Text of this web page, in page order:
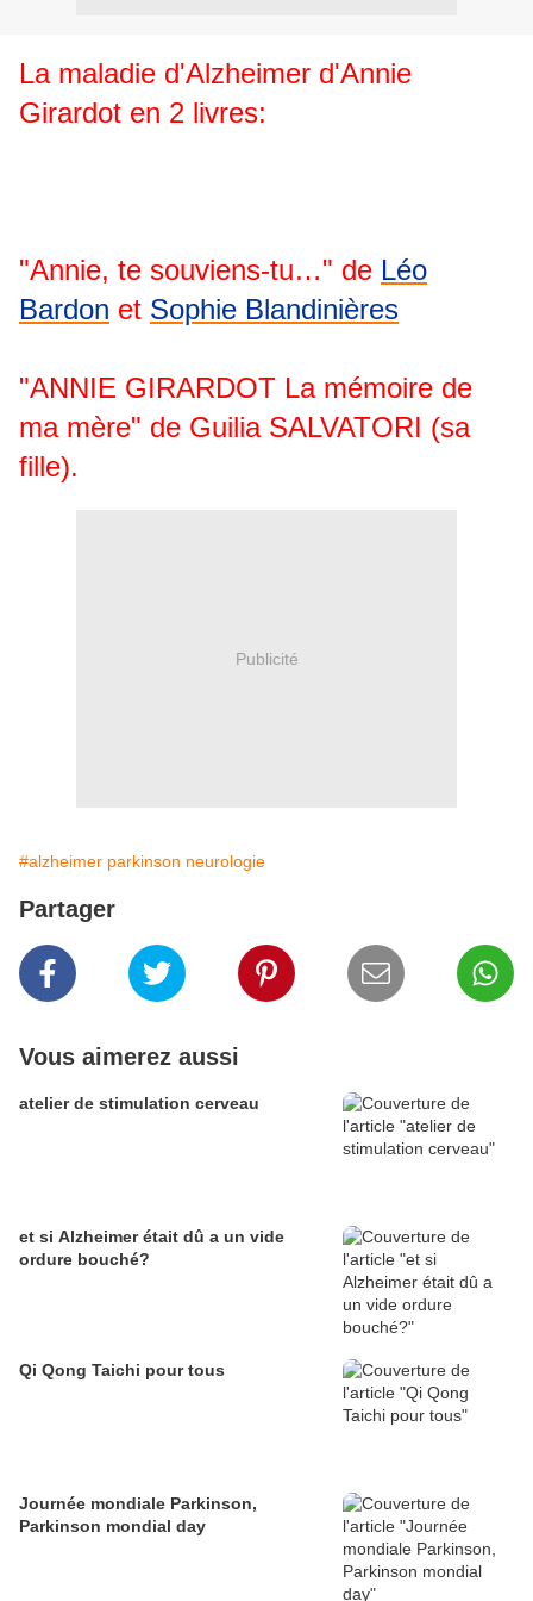
La maladie d'Alzheimer d'Annie
Girardot en 2 livres:
"Annie, te souviens-tu…" de Léo
Bardon et Sophie Blandinières
"ANNIE GIRARDOT La mémoire de
ma mère" de Guilia SALVATORI (sa
fille).
Publicité
#alzheimer parkinson neurologie
Partager
Vous aimerez aussi
atelier de stimulation cerveau
et si Alzheimer était dû a un vide
ordure bouché?
Qi Qong Taichi pour tous
Journée mondiale Parkinson,
Parkinson mondial day